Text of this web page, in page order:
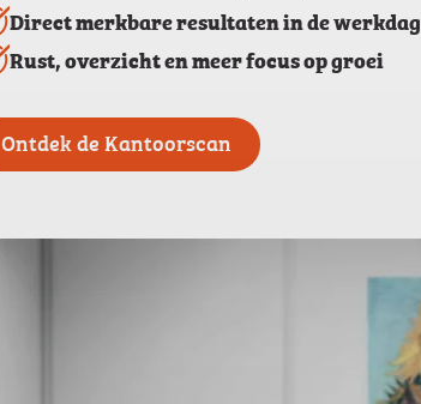
Direct merkbare resultaten in de werkdag
Rust, overzicht en meer focus op groei
Ontdek de Kantoorscan